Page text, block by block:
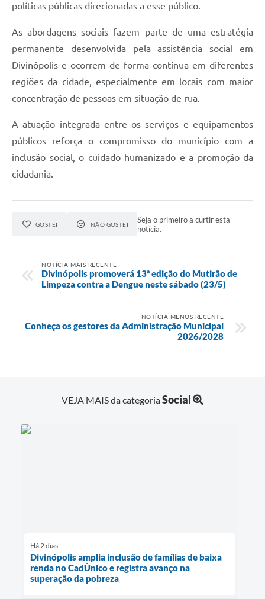
políticas públicas direcionadas a esse público.
As abordagens sociais fazem parte de uma estratégia
permanente desenvolvida pela assistência social em
Divinópolis e ocorrem de forma contínua em diferentes
regiões da cidade, especialmente em locais com maior
concentração de pessoas em situação de rua.
A atuação integrada entre os serviços e equipamentos
públicos reforça o compromisso do município com a
inclusão social, o cuidado humanizado e a promoção da
cidadania.
GOSTEI NÃO GOSTEI
Seja o primeiro a curtir esta
notícia.
NOTÍCIA MAIS RECENTE
Divinópolis promoverá 13ª edição do Mutirão de
Limpeza contra a Dengue neste sábado (23/5)
NOTÍCIA MENOS RECENTE
Conheça os gestores da Administração Municipal
2026/2028
VEJA MAIS da categoriaSocial
Há 2 dias
Divinópolis amplia inclusão de famílias de baixa
renda no CadÚnico e registra avanço na
superação da pobreza